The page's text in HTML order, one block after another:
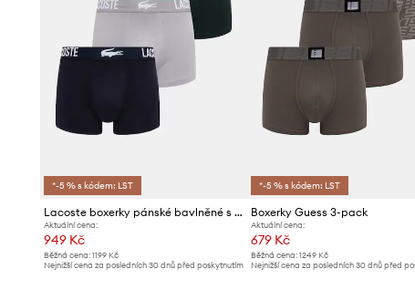
*-5 % s kódem: LST
Lacoste boxerky pánské bavlněné s elastanem 3-pack
Aktuální cena:
949 Kč
Běžná cena: 1199 Kč
Nejnižší cena za posledních 30 dnů před poskytnutím
*-5 % s kódem: LST
Boxerky Guess 3-pack
Aktuální cena:
679 Kč
Běžná cena:1249 Kč
Nejnižší cena za posledních 30 dnů před